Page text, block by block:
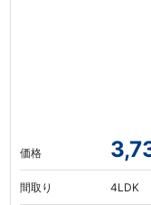
価格
間取り 4LDK